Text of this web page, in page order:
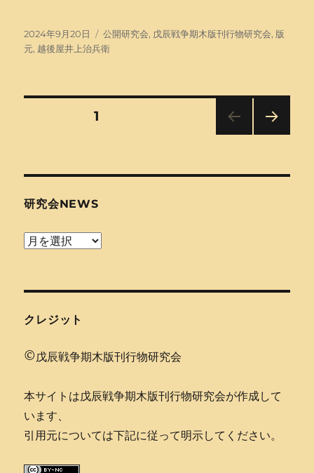
投
稿
2024年9月20日
タ
グ
公開研究会, 戊辰戦争期木版刊行物研究会, 版
元, 越後屋井上治兵衛
の
ー
ジ
送
り
固定ページ1
研究会NEWS
研
クレジット
©戊辰戦争期木版刊行物研究会
本サイトは戊辰戦争期木版刊行物研究会が作成して
います、
引用元については下記に従って明示してください。